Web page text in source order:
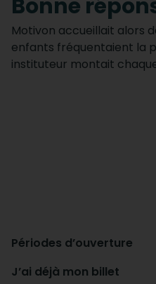
Bonne
Motivon accueillait alors
enfants fréquentaient la
instituteur montait
Périodes d’ouverture
J’ai déjà mon billet